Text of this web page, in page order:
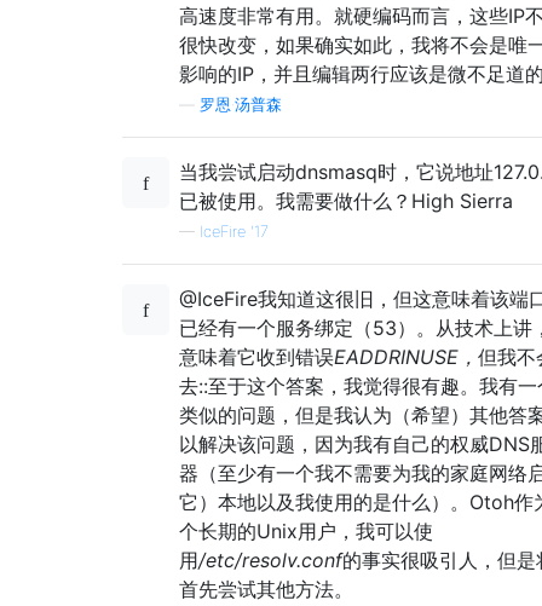
高速度非常有用。就硬编码而言，这些IP
很快改变，如果确实如此，我将不会是唯
影响的IP，并且编辑两行应该是微不足道
罗恩·汤普森
当我尝试启动dnsmasq时，它说地址
已被使用。我需要做什么？High Sierra
— IceFire '17
@IceFire我知道这很旧，但这意味着该端
已经有一个服务绑定（53）。从技术上讲
意味着它收到错误EADDRINUSE， 但我不
去::至于这个答案，我觉得很有趣。我有一
类似的问题，但是我认为（希望）其他答
以解决该问题，因为我有自己的权威DNS
器（至少有一个我不需要为我的家庭网络
它）本地以及我使用的是什么）。Otoh作
个长期的Unix用户，我可以使
用/etc/resolv.conf的事实很吸引人，但是
首先尝试其他方法。